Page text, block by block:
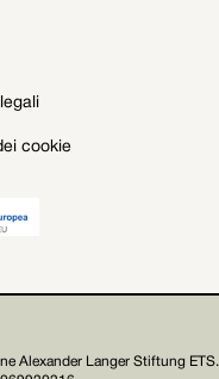
cookie
Alexander Langer Stiftung ETS.